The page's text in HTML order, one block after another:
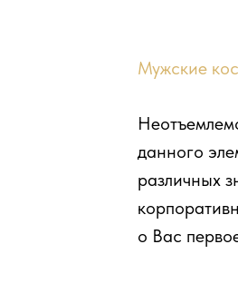
данного
различных
о Вас
Мужские